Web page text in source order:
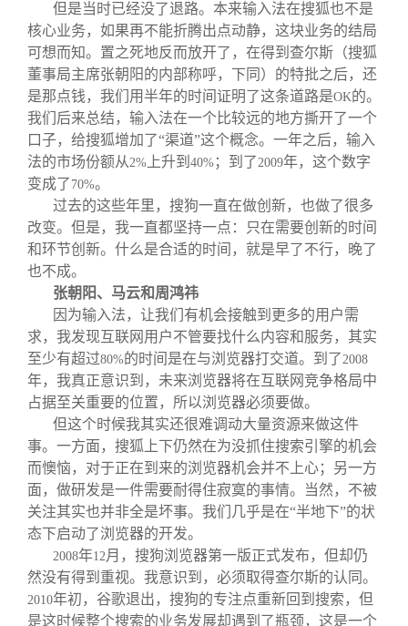
但是当时已经没了退路。本来输入法在搜狐也不是
核心业务，如果再不能折腾出点动静，这块业务的结局
可想而知。置之死地反而放开了，在得到查尔斯（搜狐
董事局主席张朝阳的内部称呼，下同）的特批之后，还
是那点钱，我们用半年的时间证明了这条道路是OK的。
我们后来总结，输入法在一个比较远的地方撕开了一个
口子，给搜狐增加了“渠道”这个概念。一年之后，输入
法的市场份额从2% 上升到 40% ；到了2009年，这个数字
变成了 70%。
过去的这些年里，搜狗一直在做创新，也做了很多
改变。但是，我一直都坚持一点：只在需要创新的时间
和环节创新。什么是合适的时间，就是早了不行，晚了
也不成。
张朝阳、马云和周鸿祎
因为输入法，让我们有机会接触到更多的用户需
求，我发现互联网用户不管要找什么内容和服务，其实
至少有超过80%的时间是在与浏览器打交道。到了2008
年，我真正意识到，未来浏览器将在互联网竞争格局中
占据至关重要的位置，所以浏览器必须要做。
但这个时候我其实还很难调动大量资源来做这件
事。一方面，搜狐上下仍然在为没抓住搜索引擎的机会
而懊恼，对于正在到来的浏览器机会并不上心；另一方
面，做研发是一件需要耐得住寂寞的事情。当然，不被
关注其实也并非全是坏事。我们几乎是在“半地下”的状
态下启动了浏览器的开发。
2008年12月，搜狗浏览器第一版正式发布，但却仍
然没有得到重视。我意识到，必须取得查尔斯的认同。
2010年初，谷歌退出，搜狗的专注点重新回到搜索，但
是这时候整个搜索的业务发展却遇到了瓶颈，这是一个